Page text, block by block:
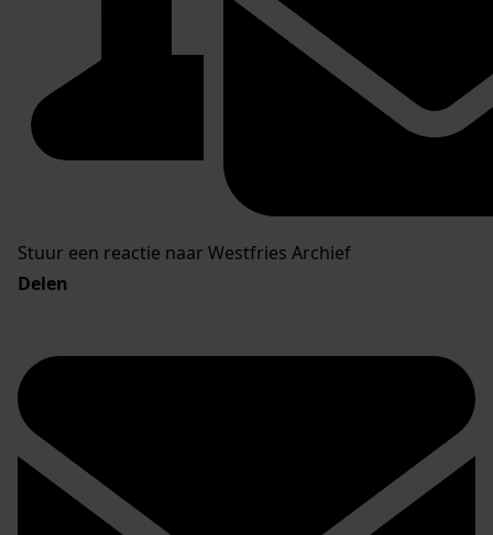
Stuur een reactie naar Westfries Archief
Delen